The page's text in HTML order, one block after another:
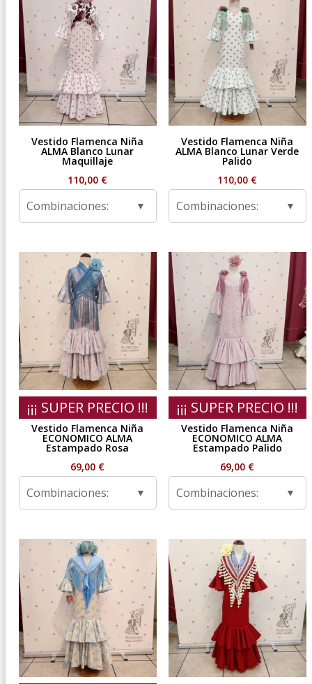
Vestido Flamenca Niña
ALMA Blanco Lunar
Maquillaje
110,00 €
Combinaciones:
Vestido Flamenca Niña
ALMA Blanco Lunar Verde
Palido
110,00 €
Combinaciones:
¡¡¡ SUPER PRECIO !!!
Vestido Flamenca Niña
ECONOMICO ALMA
Estampado Rosa
69,00 €
Combinaciones:
¡¡¡ SUPER PRECIO !!!
Vestido Flamenca Niña
ECONOMICO ALMA
Estampado Palido
69,00 €
Combinaciones: